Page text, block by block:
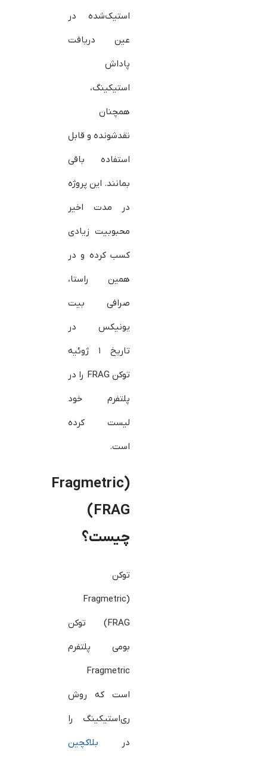
استیک‌شده در
عین دریافت
پاداش
استیکینگ،
همچنان
نقدشونده و قابل
استفاده باقی
بمانند. این پروژه
در مدت اخیر
محبوبیت زیادی
کسب کرده و در
همین راستا،
صرافی بیت
یونیکس در
تاریخ ۱ ژوئیه
توکن FRAG را در
پلتفرم خود
لیست کرده
است.
(Fragmetric
(FRAG
چیست؟
توکن
(Fragmetric
(FRAG توکن
بومی پلتفرم
Fragmetric
است که روش
ری‌استیکینگ را
در بلاکچین